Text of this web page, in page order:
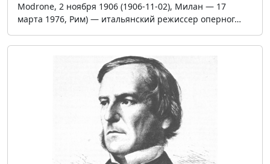
Modrone, 2 ноября 1906 (1906-11-02), Милан — 17
марта 1976, Рим) — итальянский режиссер оперног…